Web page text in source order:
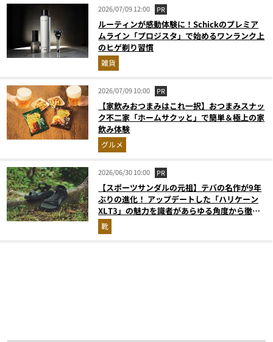
2026/07/09 12:00 PR
ルーティンが感動体験に！Schickのプレミア
ムライン「プロジスタ」で始めるワンランク上
のヒゲ剃り習慣
雑貨
2026/07/09 10:00 PR
【家飲みおつまみはこれ一択】おつまみスナッ
ク不二家「ホームサクッと」で簡単＆極上の家
飲み体験
グルメ
2026/06/30 10:00 PR
【スポーツサンダルの元祖】テバの名作が9年
ぶりの進化！ アップデートした「ハリケーン
XLT3」の魅力を識者があらゆる角度から徹底
解説！
靴